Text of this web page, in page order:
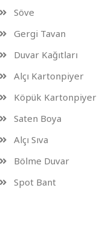
Söve
Gergi Tavan
Duvar Kağıtları
Alçı Kartonpiyer
Köpük Kartonpiyer
Saten Boya
Alçı Sıva
Bölme Duvar
Spot Bant